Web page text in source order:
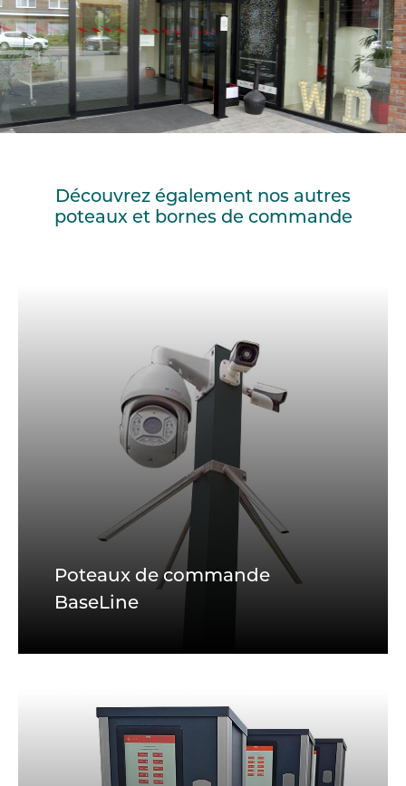
Découvrez également nos autres
poteaux et bornes de commande
Poteaux de commande
BaseLine